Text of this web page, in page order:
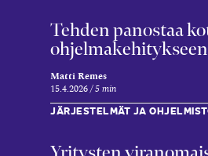
Tehden panostaa
ohjelmakehitykseen
Matti Remes
15.4.2026 5 min
JÄRJESTELMÄT JA